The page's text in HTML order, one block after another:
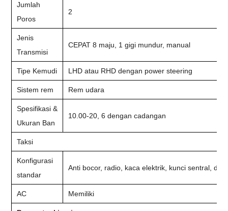
Jumlah
Poros
2
Jenis
Transmisi
CEPAT 8 maju, 1 gigi mundur, manual
Tipe Kemudi LHD atau RHD dengan power steering
Sistem rem Rem udara
Spesifikasi &
Ukuran Ban
10.00-20, 6 dengan cadangan
Taksi
Konfigurasi
standar
Anti bocor, radio, kaca elektrik, kunci sentral, dll
AC Memiliki